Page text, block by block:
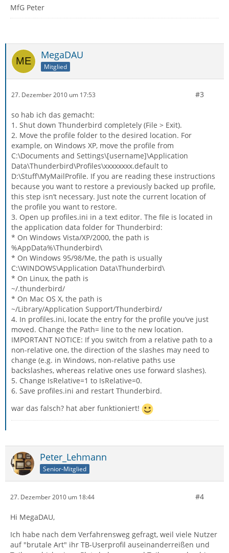
MfG Peter
MegaDAU
Mitglied
27. Dezember 2010 um 17:53 #3
so hab ich das gemacht:
1. Shut down Thunderbird completely (File > Exit).
2. Move the profile folder to the desired location. For
example, on Windows XP, move the profile from
C:\Documents and Settings\[username]\Application
Data\Thunderbird\Profiles\xxxxxxxx.default to
D:\Stuff\MyMailProfile. If you are reading these instructions
because you want to restore a previously backed up profile,
this step isn’t necessary. Just note the current location of
the profile you want to restore.
3. Open up profiles.ini in a text editor. The file is located in
the application data folder for Thunderbird:
* On Windows Vista/XP/2000, the path is
%AppData%\Thunderbird\
* On Windows 95/98/Me, the path is usually
C:\WINDOWS\Application Data\Thunderbird\
* On Linux, the path is
~/.thunderbird/
* On Mac OS X, the path is
~/Library/Application Support/Thunderbird/
4. In profiles.ini, locate the entry for the profile you’ve just
moved. Change the Path= line to the new location.
IMPORTANT NOTICE: If you switch from a relative path to a
non-relative one, the direction of the slashes may need to
change (e.g. in Windows, non-relative paths use
backslashes, whereas relative ones use forward slashes).
5. Change IsRelative=1 to IsRelative=0.
6. Save profiles.ini and restart Thunderbird.
war das falsch? hat aber funktioniert!
Peter_Lehmann
Senior-Mitglied
27. Dezember 2010 um 18:44 #4
Hi MegaDAU,
Ich habe nach dem Verfahrensweg gefragt, weil viele Nutzer
auf "brutale Art" ihr TB-Userprofil auseinanderreißen und